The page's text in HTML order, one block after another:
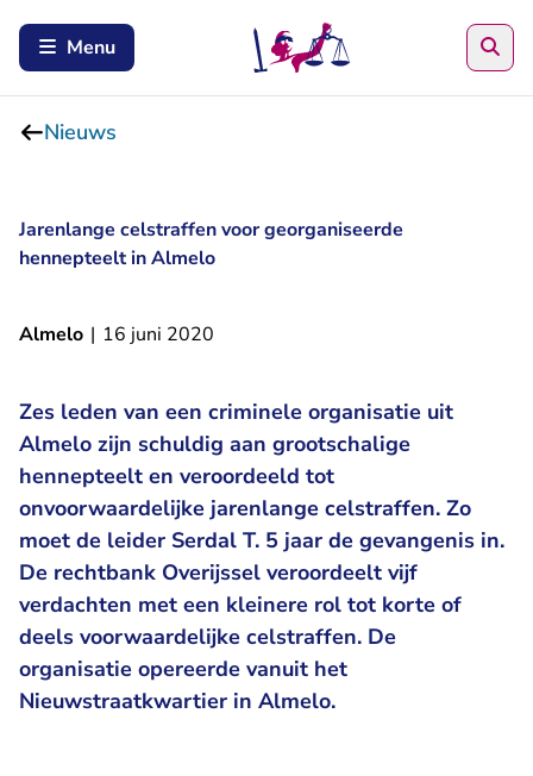
Menu
Nieuws
Jarenlange celstraffen voor georganiseerde
hennepteelt in Almelo
Almelo | 16 juni 2020
Zes leden van een criminele organisatie uit
Almelo zijn schuldig aan grootschalige
hennepteelt en veroordeeld tot
onvoorwaardelijke jarenlange celstraffen. Zo
moet de leider Serdal T. 5 jaar de gevangenis in.
De rechtbank Overijssel veroordeelt vijf
verdachten met een kleinere rol tot korte of
deels voorwaardelijke celstraffen. De
organisatie opereerde vanuit het
Nieuwstraatkwartier in Almelo.